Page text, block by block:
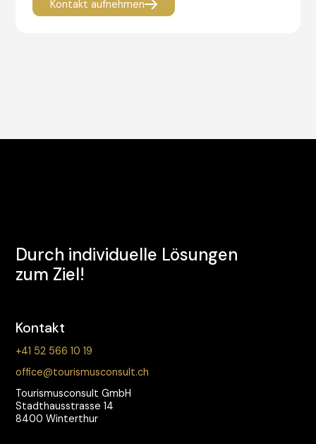
Kontakt aufnehmen
Durch individuelle Lösungen
zum Ziel!
Kontakt
+41 52 566 10 19
office@tourismusconsult.ch
Tourismusconsult GmbH
Stadthausstrasse 14
8400 Winterthur